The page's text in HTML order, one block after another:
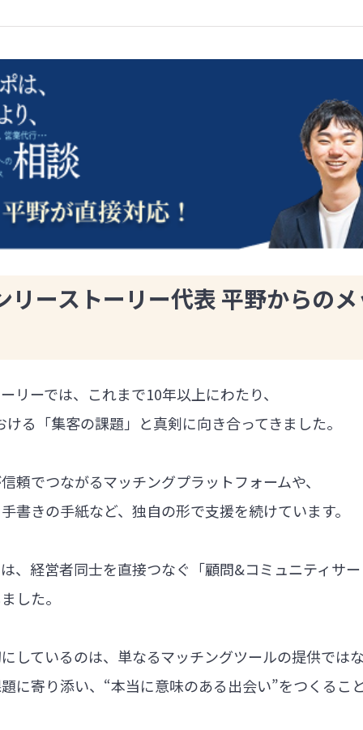
リーストーリー代表 平野からの
リーでは、これまで10年以上にわたり、
る「集客の課題」と真剣に向き合ってきました。
頼でつながるマッチングプラットフォームや、
書きの手紙など、独自の形で支援を続けています。
、経営者同士を直接つなぐ「顧問&コミュニティサ
した。
しているのは、単なるマッチングツールの提供では
に寄り添い、“本当に意味のある出会い”をつくるこ